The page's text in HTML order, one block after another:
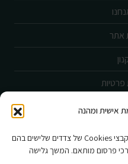
אישית ומהנה
שלום, לידיעתך, באתר זה נעשה שימוש בקבצי Cookies של צדדים שלישים בהם
פרסום מותאם. המשך גלישה
אתר
פרטיות
עסקה